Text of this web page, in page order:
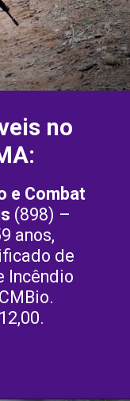
e Combat
(898) –
anos,
de
Incêndio
no